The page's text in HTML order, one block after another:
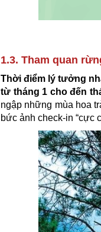
1.3. Tham quan
Thời điểm lý tưởng
từ tháng 1 cho đến
ngập những mùa hoa
bức ảnh check-in “cực